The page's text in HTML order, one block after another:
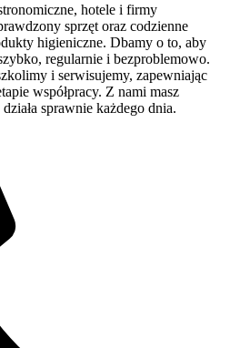
hotele i firmy
sprzęt oraz codzienne
higieniczne. Dbamy o to, aby
regularnie i bezproblemowo.
i serwisujemy, zapewniając
współpracy. Z nami masz
sprawnie każdego dnia.